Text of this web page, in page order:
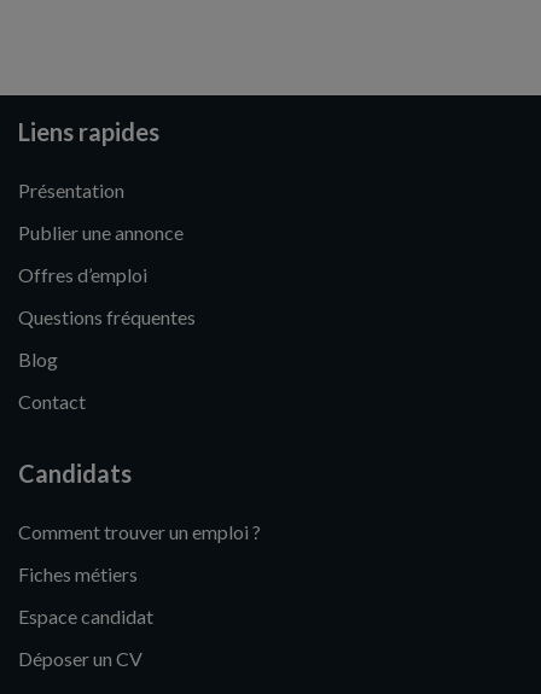
Liens rapides
Présentation
Publier une annonce
Offres d’emploi
Questions fréquentes
Blog
Contact
Candidats
Comment trouver un emploi ?
Fiches métiers
Espace candidat
Déposer un CV